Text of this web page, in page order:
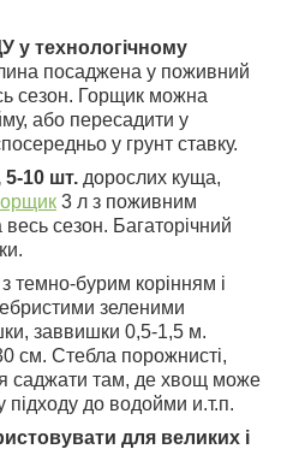
технологічному
посаджена у поживний
сезон. Горщик можна
або пересадити у
у грунт ставку.
5-10 шт. дорослих куща,
3 л з поживним
сезон. Багаторічний
темно-бурим корінням і
зеленими
заввишки 0,5-1,5 м.
см. Стебла порожнисті,
саджати там, де хвощ може
підходу до водойми и.т.п.
для великих і